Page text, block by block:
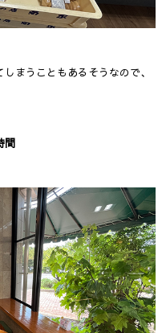
まうこともあるそうなので、
間